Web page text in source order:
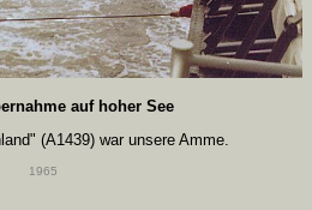
auf hoher See
(A1439) war unsere Amme.
1965